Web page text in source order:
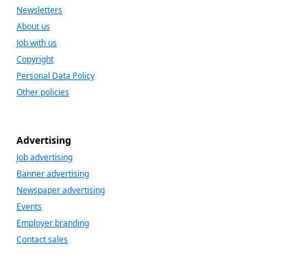
Newsletters
About us
Job with us
Copyright
Personal Data Policy
Other policies
Advertising
Job advertising
Banner advertising
Newspaper advertising
Events
Employer branding
Contact sales